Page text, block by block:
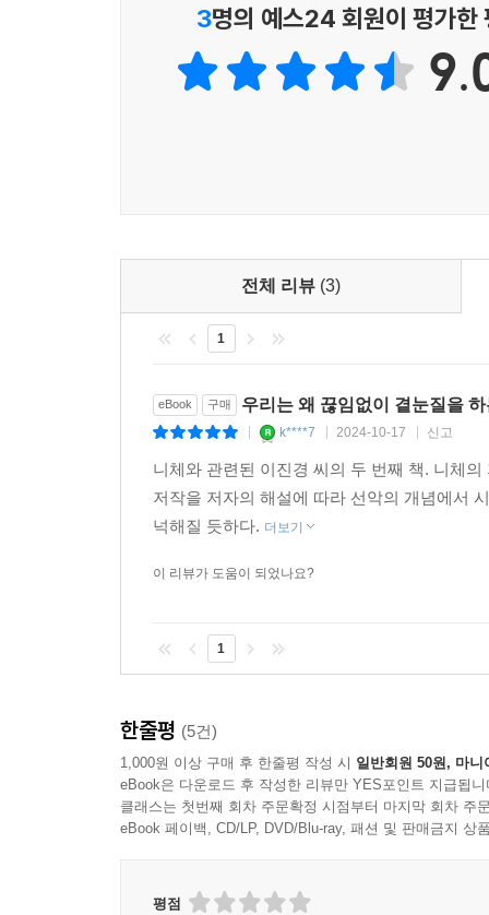
깨부수며 읽는 『도덕의 계보』
니체가 선악의 개념을 깨부수며 제안하는 개념인
니체 자신이 방향을 잃기도 하고, 너무 빨리 진행
말하고자 하는 바를 약화시키는 탓이다. 심지어
이진경은 이러한 장애물을 걷어내기 위해 니체
내치는 것이 아니라, 니체를 좀 더 우리 삶으로
바로 이런 게 아닐까”
이진경은 니체가 부정의 부정을 긍정이라고 간
‘긍정의 긍정’, 즉 두 번의 긍정이라고 말한다.
있으나, 공부가 좋았어도 취직이나 명성 때문에
해야 하지 않을까요?”
이어서 무엇인가 좋아서 한다면, 진정 자긍심을
의 제목에서도 묻고 있지만, 이런 게 바로 사랑할
3명의 예스24 회원이 평가한
전체 리뷰 (3)
1
eBook 구매 우리는 왜 끊임없이 곁눈질을
k****7 2024-10-17 신고
니체와 관련된 이진경 씨의 두 번째 책. 니체
저작을 저자의 해설에 따라 선악의 개념에서
넉해질 듯하다. 더보기
이 리뷰가 도움이 되었나요?
1
한줄평 (5건)
1,000원 이상 구매 후 한줄평 작성 시 일반회원 50원, 마니
eBook은 다운로드 후 작성한 리뷰만 YES포인트 지급됩니
클래스는 첫번째 회차 주문확정 시점부터 마지막 회차 주
eBook 페이백, CD/LP, DVD/Blu-ray, 패션 및 판매금지 상
평점